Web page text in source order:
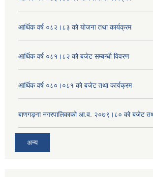
आर्थिक वर्ष ०८२।८३ को योजना तथा कार्यक्रम
आर्थिक वर्ष ०८१।८२ को बजेट सम्बन्धी विवरण
आर्थिक वर्ष ०८०।०८१ को बजेट तथा कार्यक्रम
बाणगङ्गा नगरपालिकाको आ.व. २०७९।८० को बजेट
अन्य